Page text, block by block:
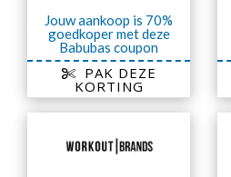
Jouw aankoop is 70%
goedkoper met deze
Babubas coupon
PAK DEZE
KORTING